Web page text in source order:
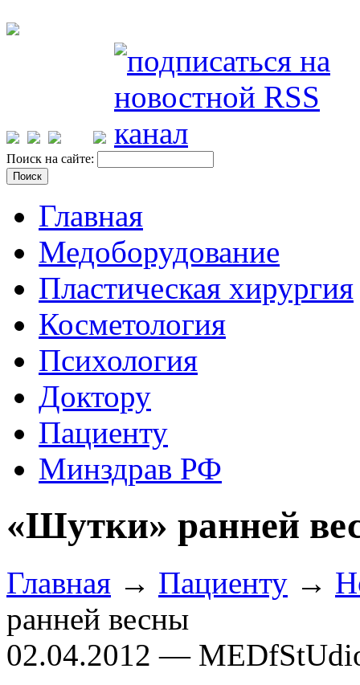
Поиск на сайте:
Главная
Медоборудование
Пластическая хирургия
Косметология
Психология
Доктору
Пациенту
Минздрав РФ
«Шутки» ранней
Главная → Пациенту →
ранней весны
02.04.2012 —